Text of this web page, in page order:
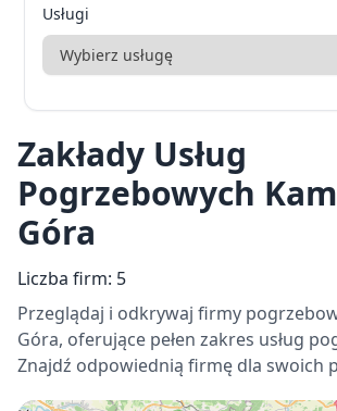
Usługi
Zakłady Usług
Pogrzebowych
Góra
Liczba firm: 5
Przeglądaj i odkrywaj firmy
Góra, oferujące pełen zakres usług
Znajdź odpowiednią firmę dla swoich